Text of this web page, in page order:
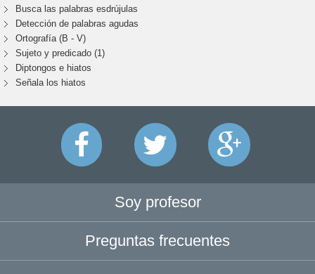
Busca las palabras esdrújulas
Detección de palabras agudas
Ortografía (B - V)
Sujeto y predicado (1)
Diptongos e hiatos
Señala los hiatos
Soy profesor
Preguntas frecuentes